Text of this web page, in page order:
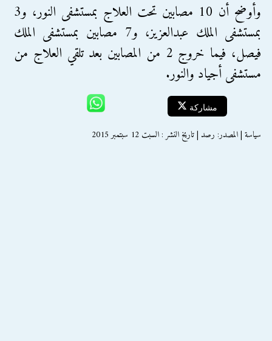
وأوضح أن 10 مصابين تحت العلاج بمستشفى النور، و3
بمستشفى الملك عبدالعزيز، و7 مصابين بمستشفى الملك
فيصل، فيما خروج 2 من المصابين بعد تلقي العلاج من
مستشفى أجياد والنور.
مشاركة
سياسة | المصدر: رصد | تاريخ النشر : السبت 12 سبتمبر 2015